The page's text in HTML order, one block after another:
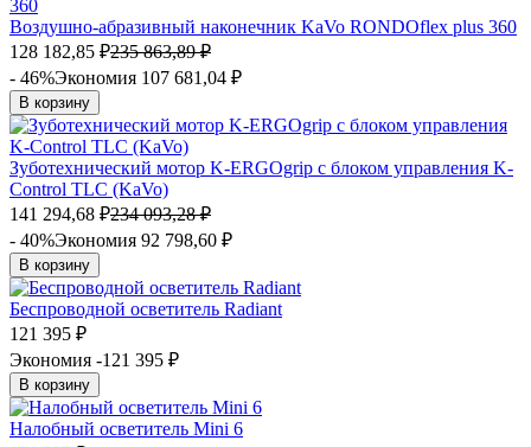
Воздушно-абразивный наконечник KaVo RONDOflex plus 360
128 182,85 ₽235 863,89 ₽
- 46%Экономия 107 681,04 ₽
В корзину
Зуботехнический мотор K-ERGOgrip с блоком управления K-
Control TLC (KaVo)
141 294,68 ₽234 093,28 ₽
- 40%Экономия 92 798,60 ₽
В корзину
Беспроводной осветитель Radiant
121 395 ₽
Экономия -121 395 ₽
В корзину
Налобный осветитель Mini 6